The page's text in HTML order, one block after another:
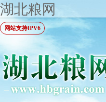
湖北粮网
网站支持IPV6